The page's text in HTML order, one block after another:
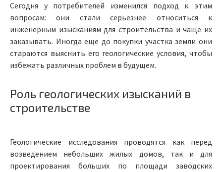
Сегодня у потребителей изменился подход к этим
вопросам: они стали серьезнее относиться к
инженерным изысканиям для строительства и чаще их
заказывать. Иногда еще до покупки участка земли они
стараются выяснить его геологические условия, чтобы
избежать различных проблем в будущем.
Роль геологических изысканий в
строительстве
Геологические исследования проводятся как перед
возведением небольших жилых домов, так и для
проектирования больших по площади заводских